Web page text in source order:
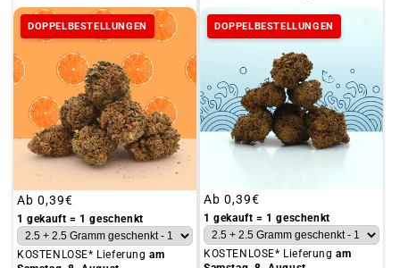
DOPPELBESTELLUNGEN
Üblicher
Preis
Ab 0,39€
1 gekauft = 1 geschenkt
KOSTENLOSE* Lieferungam
DOPPELBESTELLUNGEN
Üblicher
Preis
Ab 0,39€
1 gekauft = 1 geschenkt
KOSTENLOSE* Lieferungam